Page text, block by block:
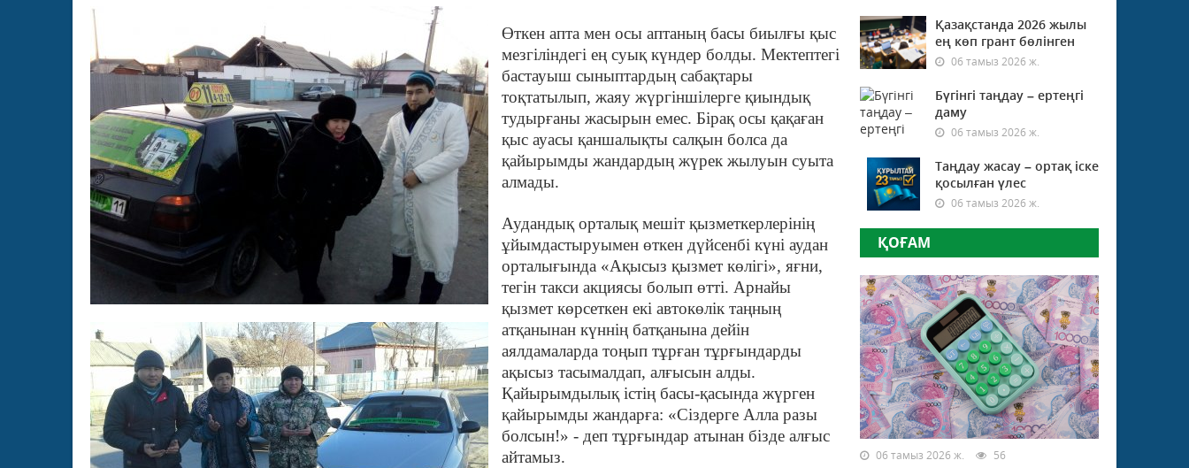
Өткен апта мен осы аптаның басы биылғы қыс
мезгіліндегі ең суық күндер болды. Мектептегі
бастауыш сыныптардың сабақтары
тоқтатылып, жаяу жүргіншілерге қиындық
тудырғаны жасырын емес. Бірақ осы қақаған
қыс ауасы қаншалықты салқын болса да
қайырымды жандардың жүрек жылуын суыта
алмады.
Аудандық орталық мешіт қызметкерлерінің
ұйымдастыруымен өткен дүйсенбі күні аудан
орталығында «Ақысыз қызмет көлігі», яғни,
тегін такси акциясы болып өтті. Арнайы
қызмет көрсеткен екі автокөлік таңның
атқанынан күннің батқанына дейін
аялдамаларда тоңып тұрған тұрғындарды
ақысыз тасымалдап, алғысын алды.
Қайырымдылық істің басы-қасында жүрген
қайырымды жандарға: «Сіздерге Алла разы
болсын!» - деп тұрғындар атынан бізде алғыс
айтамыз.
Қазақстанда 2026 жылы
ең көп грант бөлінген
06 тамыз 2026 ж.
Бүгінгі таңдау – ертеңгі
даму
06 тамыз 2026 ж.
Таңдау жасау – ортақ іске
қосылған үлес
06 тамыз 2026 ж.
ҚОҒАМ
06 тамыз 2026 ж. 56